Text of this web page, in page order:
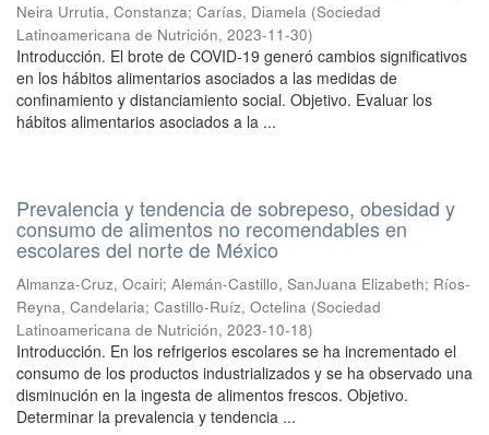
Neira Urrutia, Constanza; Carías, Diamela (Sociedad
Latinoamericana de Nutrición, 2023-11-30)
Introducción. El brote de COVID-19 generó cambios significativos
en los hábitos alimentarios asociados a las medidas de
confinamiento y distanciamiento social. Objetivo. Evaluar los
hábitos alimentarios asociados a la ...
Prevalencia y tendencia de sobrepeso, obesidad y
consumo de alimentos no recomendables en
escolares del norte de México
Almanza-Cruz, Ocairi; Alemán-Castillo, SanJuana Elizabeth; Ríos-
Reyna, Candelaria; Castillo-Ruíz, Octelina (Sociedad
Latinoamericana de Nutrición, 2023-10-18)
Introducción. En los refrigerios escolares se ha incrementado el
consumo de los productos industrializados y se ha observado una
disminución en la ingesta de alimentos frescos. Objetivo.
Determinar la prevalencia y tendencia ...